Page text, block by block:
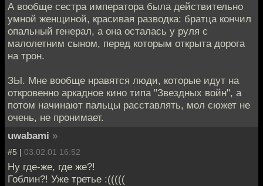
А вообще сестра императора была действительно
умной женщиной, красивая разводка: братца кончил
опальный генерал, а она осталась у руля с
малолетним сыном, перед которым открыта дорога
на трон.
ЗЫ. Мне вообще нравятся люди, которые идут на
откровенно аркадное кино типа "Звездных войн", а
потом начинают пальцы расставлять, мол сюжет не
очень, не пронимает.
uwabami »
#5 | 03.02.01 16:52
Ну где-же, где же?!
Гоблин?! Уже третье :(((((